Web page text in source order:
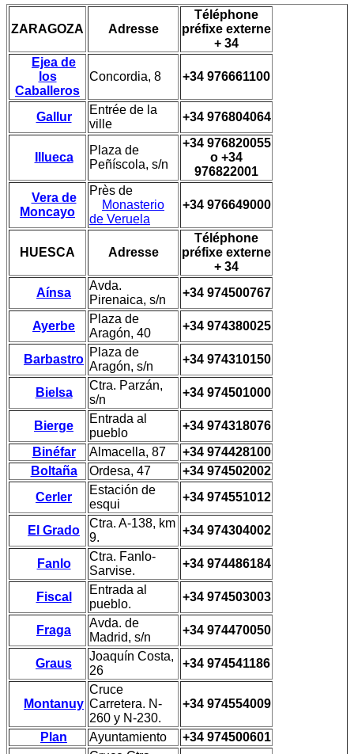
ZARAGOZA Adresse
Téléphone
préfixe externe
+ 34
Ejea de
los
Caballeros
Concordia, 8 +34 976661100
Gallur
Entrée de la
ville
+34 976804064
Illueca
Plaza de
Peñíscola, s/n
+34 976820055
o +34
976822001
Vera de
Moncayo
Près de
Monasterio
de Veruela
+34 976649000
HUESCA Adresse
Téléphone
préfixe externe
+ 34
Aínsa
Avda.
Pirenaica, s/n
+34 974500767
Ayerbe
Plaza de
Aragón, 40
+34 974380025
Barbastro
Plaza de
Aragón, s/n
+34 974310150
Bielsa
Ctra. Parzán,
s/n
+34 974501000
Bierge
Entrada al
pueblo
+34 974318076
Binéfar
Almacella, 87
+34 974428100
Boltaña
Ordesa, 47
+34 974502002
Cerler
Estación de
esqui
+34 974551012
El Grado
Ctra. A-138, km
9.
+34 974304002
Fanlo
Ctra. Fanlo-
Sarvise.
+34 974486184
Fiscal
Entrada al
pueblo.
+34 974503003
Fraga
Avda. de
Madrid, s/n
+34 974470050
Graus
Joaquín Costa,
26
+34 974541186
Montanuy
Cruce
Carretera. N-
260 y N-230.
+34 974554009
Plan Ayuntamiento
+34 974500601